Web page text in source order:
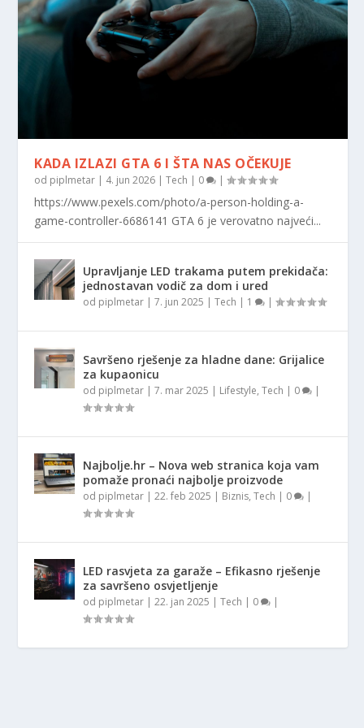
KADA IZLAZI GTA 6 I ŠTA NAS OČEKUJE
od piplmetar | 4. jun 2026 |Tech | 0 |
https://www.pexels.com/photo/a-person-holding-a-
game-controller-6686141 GTA 6 je verovatno najveći...
Upravljanje LED trakama putem prekidača:
jednostavan vodič za dom i ured
od piplmetar |7. jun 2025 |Tech | 1 |
Savršeno rješenje za hladne dane: Grijalice
za kupaonicu
od piplmetar |7. mar 2025 | Lifestyle,Tech | 0 |
Najbolje.hr – Nova web stranica koja vam
pomaže pronaći najbolje proizvode
od piplmetar |22. feb 2025 | Biznis,Tech | 0 |
LED rasvjeta za garaže – Efikasno rješenje
za savršeno osvjetljenje
od piplmetar |22. jan 2025 |Tech | 0 |